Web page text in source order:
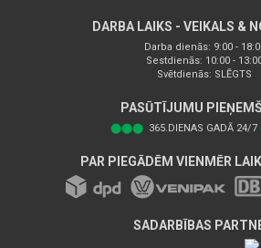
DARBA LAIKS - VEIKALS &
Darba dienās: 9:00 -
Sestdienās: 10:00 -
Svētdienās: SLĒGTS
PASŪTĪJUMU
⬤⬤⬤ 365.DIENAS GADĀ 24/7
PAR PIEGĀDĒM VIENMĒR
SADARBĪBAS